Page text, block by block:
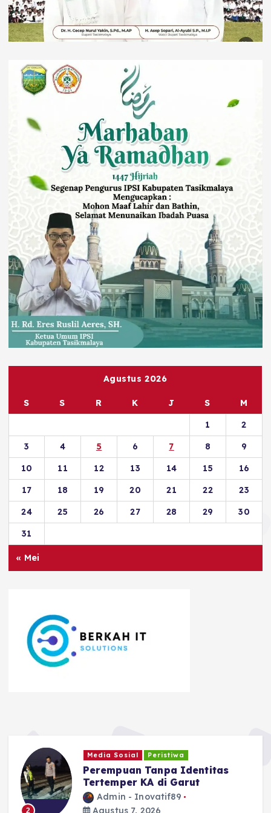
Agustus 2026
S S R K J S
M
1
2
3
4 5 6 7 8
9
10
11 12 13 14 15
16
17
18 19 20 21 22
23
24
25 26 27 28 29
30
31
« Mei
3
Ragam
Safari Tantan Sulthon
Bukhawan Berakhir di Ciamis
Admin - Inovatif89
Agustus 5, 2026